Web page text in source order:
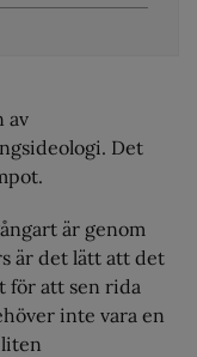
med
du ta lite hjälp av
hästen själv ska
bågen. Ryttaren
in på diagonalen
suget”
ryttare blir
försöker jag göra i
vi försöker bygga
av
Det
är genom
är det lätt att det
för att sen rida
inte vara en